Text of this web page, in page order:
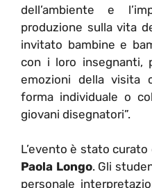
dell’ambiente e
produzione sulla vita
invitato bambine e
con i loro insegnanti,
emozioni della visita
forma individuale o
giovani disegnatori”.
L’evento è stato
Paola Longo. Gli
personale